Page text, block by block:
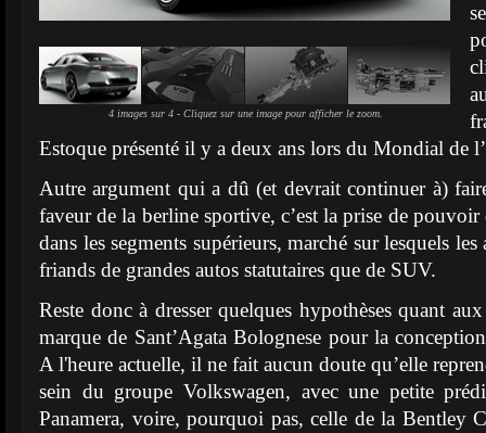
4 images sur 4 - Cliquez sur une image pour afficher le zoom.
Estoque présenté il y a deux ans lors du Mondial de
Autre argument qui a dû (et devrait continuer à)
faveur de la berline sportive, c’est la prise de
dans les segments supérieurs, marché sur lesquels
friands de grandes autos statutaires que de SUV.
Reste donc à dresser quelques hypothèses quant
marque de Sant’Agata Bolognese pour la
A l'heure actuelle, il ne fait aucun doute qu’elle
sein du groupe Volkswagen, avec une petite
Panamera, voire, pourquoi pas, celle de la Bentley